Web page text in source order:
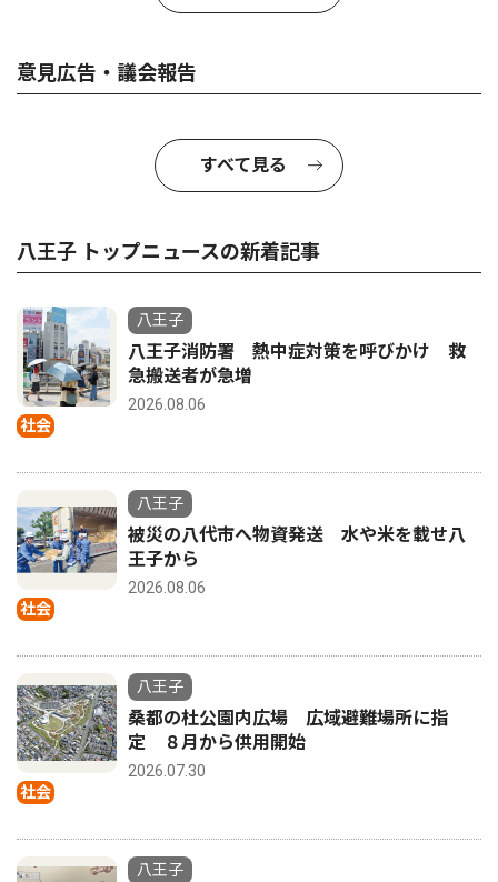
意見広告・議会報告
すべて見る
八王子 トップニュースの新着記事
社会
八王子
八王子消防署 熱中症対策を呼びかけ 救
急搬送者が急増
2026.08.06
社会
八王子
被災の八代市へ物資発送 水や米を載せ八
王子から
2026.08.06
社会
八王子
桑都の杜公園内広場 広域避難場所に指
定 ８月から供用開始
2026.07.30
八王子